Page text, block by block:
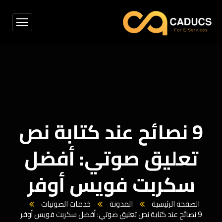
9 نصائح عند كتابة نص
تعليق صوتي: أفضل
سكربت فويس أوفر
الصفحة الرئيسية المدونة خدمات الصوتيات
9 نصائح عند كتابة نص تعليق صوتي: أفضل سكربت فويس أوفر